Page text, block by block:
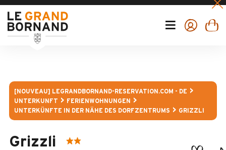
[NOUVEAU] LEGRANDBORNAND-RESERVATION.COM - DE
UNTERKUNFT
FERIENWOHNUNGEN
UNTERKÜNFTE IN DER NÄHE DES DORFZENTRUMS
GRIZZLI
Grizzli